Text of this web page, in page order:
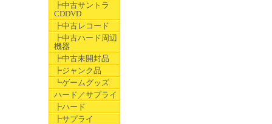
┣中古サントラ
CDDVD
┣中古レコード
┣中古ハード周辺
機器
┣中古未開封品
┣ジャンク品
┗ゲームグッズ
ハード／サプライ
┣ハード
┣サプライ